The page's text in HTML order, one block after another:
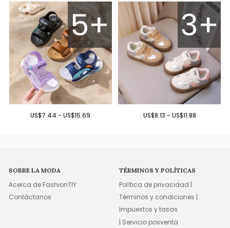
5+
US$7.44 - US$15.69
3+
US$8.13 - US$11.88
SOBRE LA MODA
Acerca de FashionTIY
Contáctanos
TÉRMINOS Y POLÍTICAS
Política de privacidad |
Términos y condiciones |
Impuestos y tasas
| Servicio posventa